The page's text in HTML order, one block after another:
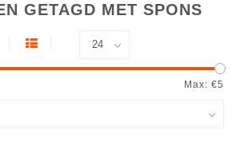
GETAGD MET SPONS
Max: €5